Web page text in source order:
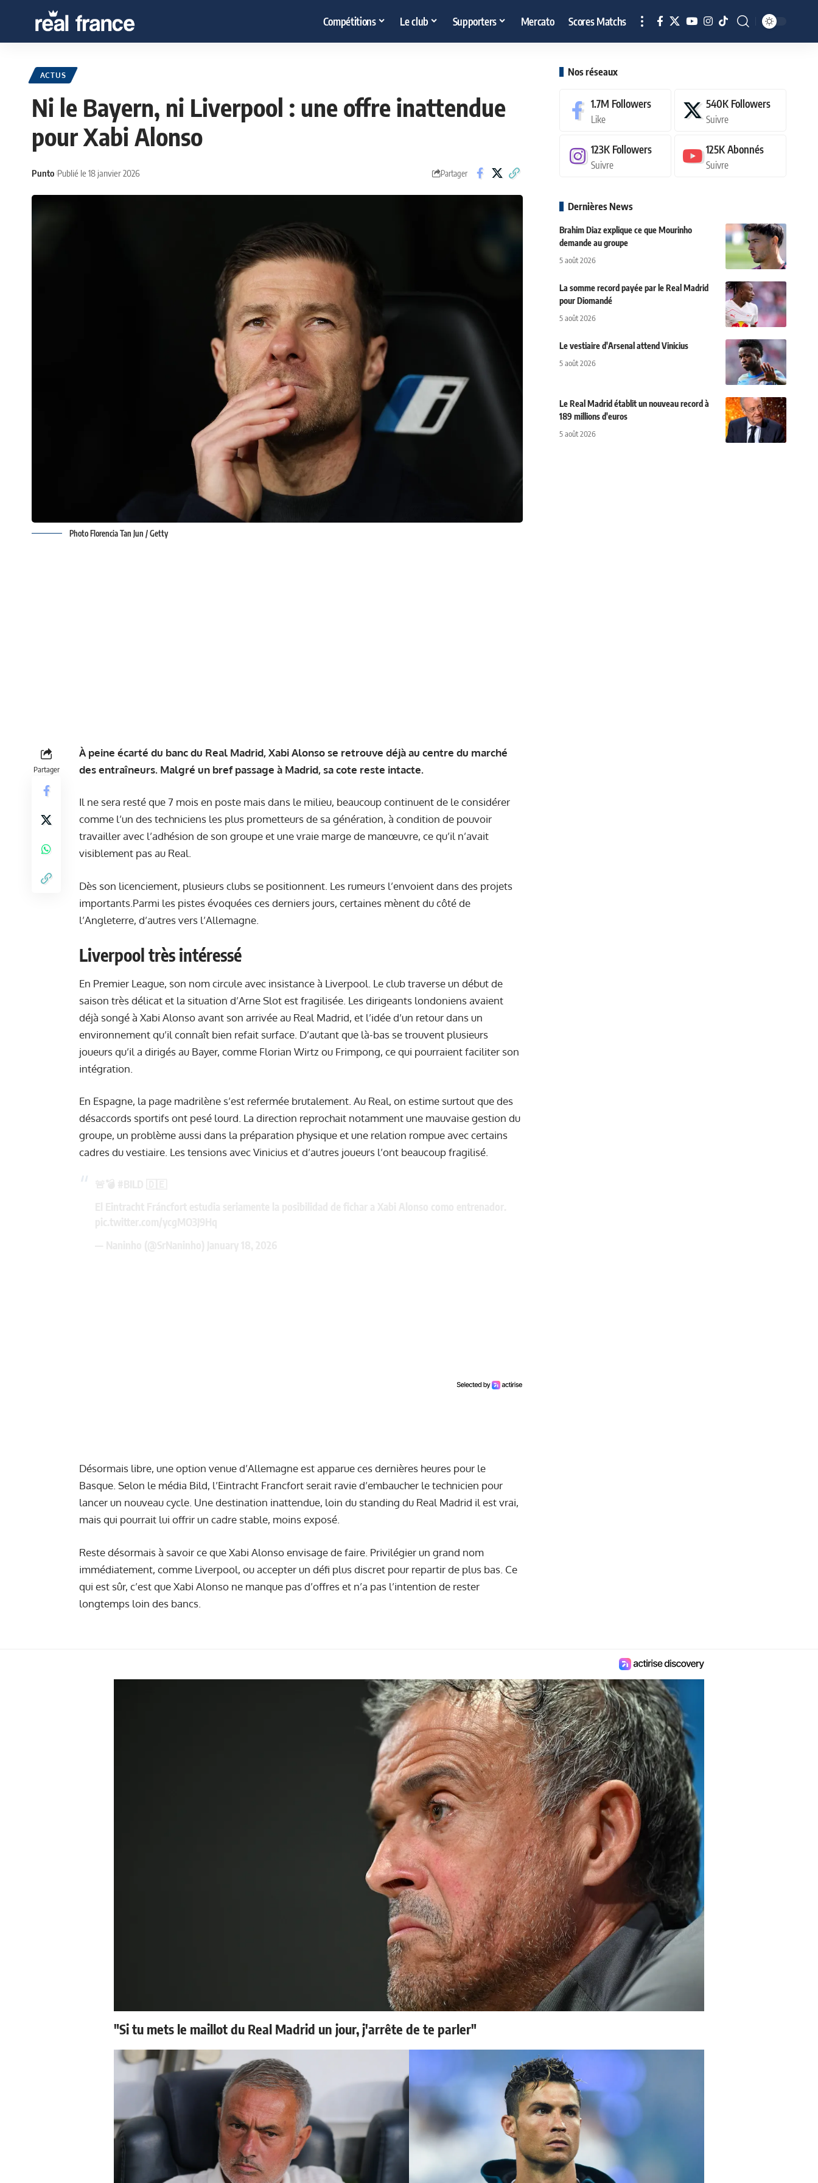
Compétitions Le club Supporters Mercato Scores Matchs
ACTUS
Ni le Bayern, ni Liverpool : une offre inattendue
pour Xabi Alonso
Punto Publié le 18 janvier 2026 Partager
Photo Florencia Tan Jun / Getty
Partager
À peine écarté du banc du Real Madrid, Xabi Alonso se retrouve déjà au centre du marché
des entraîneurs. Malgré un bref passage à Madrid, sa cote reste intacte.
Il ne sera resté que 7 mois en poste mais dans le milieu, beaucoup continuent de le considérer
comme l’un des techniciens les plus prometteurs de sa génération, à condition de pouvoir
travailler avec l’adhésion de son groupe et une vraie marge de manœuvre, ce qu’il n’avait
visiblement pas au Real.
Dès son licenciement, plusieurs clubs se positionnent. Les rumeurs l’envoient dans des projets
importants.Parmi les pistes évoquées ces derniers jours, certaines mènent du côté de
l’Angleterre, d’autres vers l’Allemagne.
Liverpool très intéressé
En Premier League, son nom circule avec insistance à Liverpool. Le club traverse un début de
saison très délicat et la situation d’Arne Slot est fragilisée. Les dirigeants londoniens avaient
déjà songé à Xabi Alonso avant son arrivée au Real Madrid, et l’idée d’un retour dans un
environnement qu’il connaît bien refait surface. D’autant que là-bas se trouvent plusieurs
joueurs qu’il a dirigés au Bayer, comme Florian Wirtz ou Frimpong, ce qui pourraient faciliter son
intégration.
En Espagne, la page madrilène s’est refermée brutalement. Au Real, on estime surtout que des
désaccords sportifs ont pesé lourd. La direction reprochait notamment une mauvaise gestion du
groupe, un problème aussi dans la préparation physique et une relation rompue avec certains
cadres du vestiaire. Les tensionsavec Vinicius et d’autres joueurs l’ont beaucoup fragilisé.
Désormais libre, une option venue d’Allemagne est apparue ces dernières heures pour le
Basque. Selon le média Bild, l’Eintracht Francfort serait ravie d’embaucher le technicien pour
lancer un nouveau cycle. Une destination inattendue, loin du standing du Real Madrid il est vrai,
mais qui pourrait lui offrir un cadre stable, moins exposé.
Reste désormais à savoir ce que Xabi Alonso envisage de faire. Privilégier un grand nom
immédiatement, comme Liverpool, ou accepter un défi plus discret pour repartir de plus bas. Ce
qui est sûr, c’est que Xabi Alonso ne manque pas d’offres et n’a pas l’intention de rester
longtemps loin des bancs.
Nos réseaux
1.7M Followers
Like
540K Followers
Suivre
123K Followers
Suivre
125KAbonnés
Suivre
Dernières News
Brahim Diaz explique ce que Mourinho
demande au groupe
5 août 2026
La somme record payée par le Real Madrid
pour Diomandé
5 août 2026
Le vestiaire d'Arsenal attend Vinicius
5 août 2026
Le Real Madrid établit un nouveau record à
189 millions d'euros
5 août 2026
"Si tu mets le maillot du Real Madrid un jour, j'arrête de te parler"